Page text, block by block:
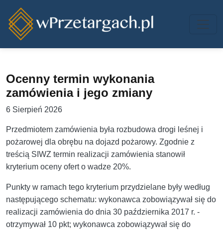
Ocenny termin wykonania
zamówienia i jego zmiany
6 Sierpień 2026
Przedmiotem zamówienia była rozbudowa drogi leśnej i
pożarowej dla obrębu na dojazd pożarowy. Zgodnie z
treścią SIWZ termin realizacji zamówienia stanowił
kryterium oceny ofert o wadze 20%.
Punkty w ramach tego kryterium przydzielane były według
następującego schematu: wykonawca zobowiązywał się do
realizacji zamówienia do dnia 30 października 2017 r. -
otrzymywał 10 pkt; wykonawca zobowiązywał się do